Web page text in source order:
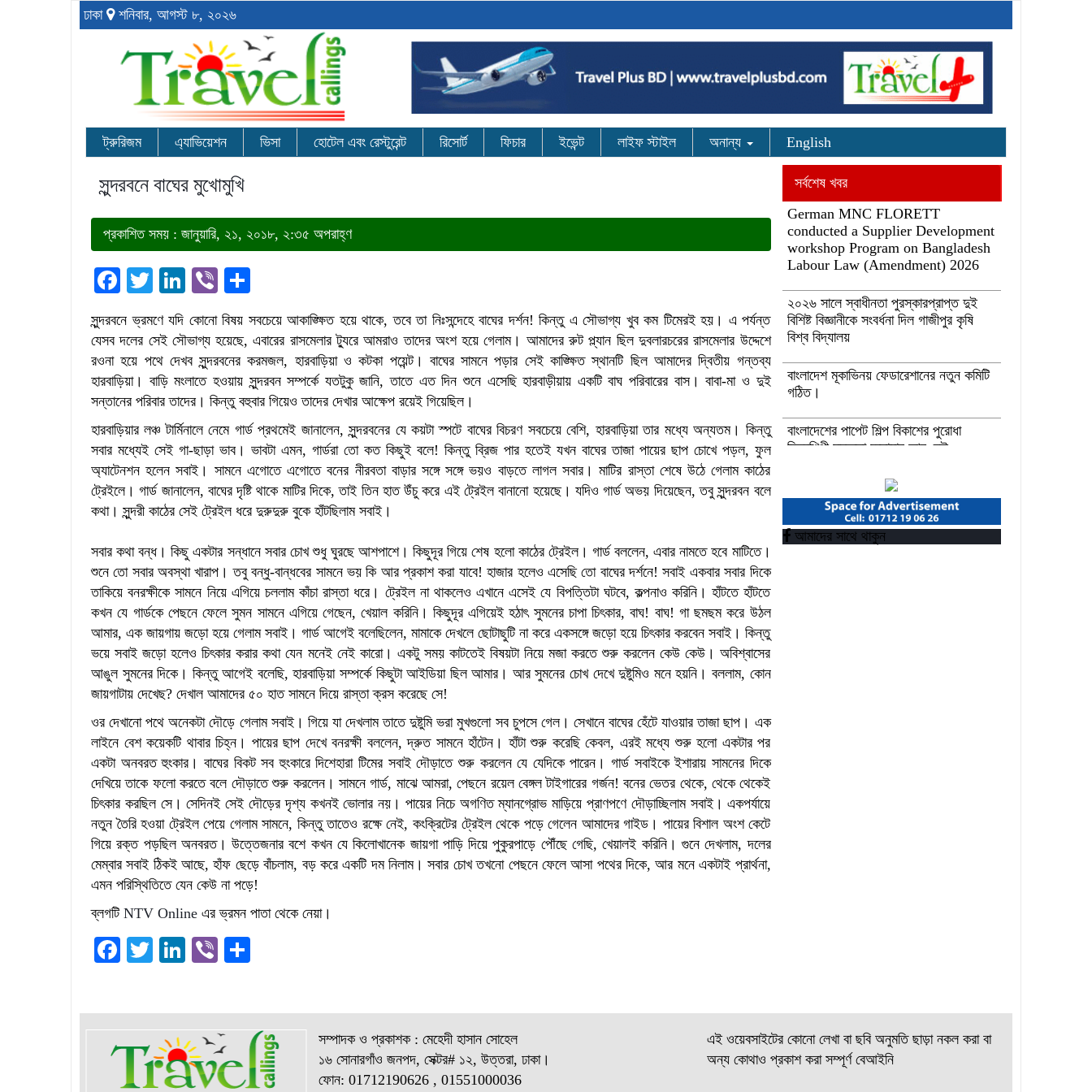
ঢাকা শনিবার, আগস্ট ৮, ২০২৬
ট্রুরিজম এ্যাভিয়েশন ভিসা হোটেল এবং রেস্টুরেন্ট রিসোর্ট ফিচার ইভেন্ট লাইফ স্টাইল অনান্য English
সুন্দরবনে বাঘের মুখোমুখি
প্রকাশিত সময় : জানুয়ারি, ২১, ২০১৮, ২:৩৫ অপরাহ্ণ
Facebook
TwitterLinkedIn
Viber
সুন্দরবনে ভ্রমণে যদি কোনো বিষয় সবচেয়ে আকাঙ্ক্ষিত হয়ে থাকে, তবে তা নিঃসন্দেহে বাঘের দর্শন! কিন্তু এ সৌভাগ্য খুব কম টিমেরই হয়। এ পর্যন্ত
যেসব দলের সেই সৌভাগ্য হয়েছে, এবারের রাসমেলার ট্যুরে আমরাও তাদের অংশ হয়ে গেলাম। আমাদের রুট প্ল্যান ছিল দুবলারচরের রাসমেলার উদ্দেশে
রওনা হয়ে পথে দেখব সুন্দরবনের করমজল, হারবাড়িয়া ও কটকা পয়েন্ট। বাঘের সামনে পড়ার সেই কাঙ্ক্ষিত স্থানটি ছিল আমাদের দ্বিতীয় গন্তব্য
হারবাড়িয়া। বাড়ি মংলাতে হওয়ায় সুন্দরবন সম্পর্কে যতটুকু জানি, তাতে এত দিন শুনে এসেছি হারবাড়ীয়ায় একটি বাঘ পরিবারের বাস। বাবা-মা ও দুই
সন্তানের পরিবার তাদের। কিন্তু বহুবার গিয়েও তাদের দেখার আক্ষেপ রয়েই গিয়েছিল।
হারবাড়িয়ার লঞ্চ টার্মিনালে নেমে গার্ড প্রথমেই জানালেন, সুন্দরবনের যে কয়টা স্পটে বাঘের বিচরণ সবচেয়ে বেশি, হারবাড়িয়া তার মধ্যে অন্যতম। কিন্তু
সবার মধ্যেই সেই গা-ছাড়া ভাব। ভাবটা এমন, গার্ডরা তো কত কিছুই বলে! কিন্তু ব্রিজ পার হতেই যখন বাঘের তাজা পায়ের ছাপ চোখে পড়ল, ফুল
অ্যাটেনশন হলেন সবাই। সামনে এগোতে এগোতে বনের নীরবতা বাড়ার সঙ্গে সঙ্গে ভয়ও বাড়তে লাগল সবার। মাটির রাস্তা শেষে উঠে গেলাম কাঠের
ট্রেইলে। গার্ড জানালেন, বাঘের দৃষ্টি থাকে মাটির দিকে, তাই তিন হাত উঁচু করে এই ট্রেইল বানানো হয়েছে। যদিও গার্ড অভয় দিয়েছেন, তবু সুন্দরবন বলে
কথা। সুন্দরী কাঠের সেই ট্রেইল ধরে দুরুদুরু বুকে হাঁটছিলাম সবাই।
সবার কথা বন্ধ। কিছু একটার সন্ধানে সবার চোখ শুধু ঘুরছে আশপাশে। কিছুদূর গিয়ে শেষ হলো কাঠের ট্রেইল। গার্ড বললেন, এবার নামতে হবে মাটিতে।
শুনে তো সবার অবস্থা খারাপ। তবু বন্ধু-বান্ধবের সামনে ভয় কি আর প্রকাশ করা যাবে! হাজার হলেও এসেছি তো বাঘের দর্শনে! সবাই একবার সবার দিকে
তাকিয়ে বনরক্ষীকে সামনে নিয়ে এগিয়ে চললাম কাঁচা রাস্তা ধরে। ট্রেইল না থাকলেও এখানে এসেই যে বিপত্তিটা ঘটবে, কল্পনাও করিনি। হাঁটতে হাঁটতে
কখন যে গার্ডকে পেছনে ফেলে সুমন সামনে এগিয়ে গেছেন, খেয়াল করিনি। কিছুদূর এগিয়েই হঠাৎ সুমনের চাপা চিৎকার, বাঘ! বাঘ! গা ছমছম করে উঠল
আমার, এক জায়গায় জড়ো হয়ে গেলাম সবাই। গার্ড আগেই বলেছিলেন, মামাকে দেখলে ছোটাছুটি না করে একসঙ্গে জড়ো হয়ে চিৎকার করবেন সবাই। কিন্তু
ভয়ে সবাই জড়ো হলেও চিৎকার করার কথা যেন মনেই নেই কারো। একটু সময় কাটতেই বিষয়টা নিয়ে মজা করতে শুরু করলেন কেউ কেউ। অবিশ্বাসের
আঙুল সুমনের দিকে। কিন্তু আগেই বলেছি, হারবাড়িয়া সম্পর্কে কিছুটা আইডিয়া ছিল আমার। আর সুমনের চোখ দেখে দুষ্টুমিও মনে হয়নি। বললাম, কোন
জায়গাটায় দেখেছ? দেখাল আমাদের ৫০ হাত সামনে দিয়ে রাস্তা ক্রস করেছে সে!
ওর দেখানো পথে অনেকটা দৌড়ে গেলাম সবাই। গিয়ে যা দেখলাম তাতে দুষ্টুমি ভরা মুখগুলো সব চুপসে গেল। সেখানে বাঘের হেঁটে যাওয়ার তাজা ছাপ। এক
লাইনে বেশ কয়েকটি থাবার চিহ্ন। পায়ের ছাপ দেখে বনরক্ষী বললেন, দ্রুত সামনে হাঁটেন। হাঁটা শুরু করেছি কেবল, এরই মধ্যে শুরু হলো একটার পর
একটা অনবরত হুংকার। বাঘের বিকট সব হুংকারে দিশেহারা টিমের সবাই দৌড়াতে শুরু করলেন যে যেদিকে পারেন। গার্ড সবাইকে ইশারায় সামনের দিকে
দেখিয়ে তাকে ফলো করতে বলে দৌড়াতে শুরু করলেন। সামনে গার্ড, মাঝে আমরা, পেছনে রয়েল বেঙ্গল টাইগারের গর্জন! বনের ভেতর থেকে, থেকে থেকেই
চিৎকার করছিল সে। সেদিনই সেই দৌড়ের দৃশ্য কখনই ভোলার নয়। পায়ের নিচে অগণিত ম্যানগ্রোভ মাড়িয়ে প্রাণপণে দৌড়াচ্ছিলাম সবাই। একপর্যায়ে
নতুন তৈরি হওয়া ট্রেইল পেয়ে গেলাম সামনে, কিন্তু তাতেও রক্ষে নেই, কংক্রিটের ট্রেইল থেকে পড়ে গেলেন আমাদের গাইড। পায়ের বিশাল অংশ কেটে
গিয়ে রক্ত পড়ছিল অনবরত। উত্তেজনার বশে কখন যে কিলোখানেক জায়গা পাড়ি দিয়ে পুকুরপাড়ে পৌঁছে গেছি, খেয়ালই করিনি। গুনে দেখলাম, দলের
মেম্বার সবাই ঠিকই আছে, হাঁফ ছেড়ে বাঁচলাম, বড় করে একটি দম নিলাম। সবার চোখ তখনো পেছনে ফেলে আসা পথের দিকে, আর মনে একটাই প্রার্থনা,
এমন পরিস্থিতিতে যেন কেউ না পড়ে!
ব্লগটি NTV Online এর ভ্রমন পাতা থেকে নেয়া।
Facebook
TwitterLinkedIn
Viber
সর্বশেষ খবর
German MNC FLORETT
conducted a Supplier Development
workshop Program on Bangladesh
Labour Law (Amendment) 2026
২০২৬ সালে স্বাধীনতা পুরস্কারপ্রাপ্ত দুই
বিশিষ্ট বিজ্ঞানীকে সংবর্ধনা দিল গাজীপুর কৃষি
বিশ্ব বিদ্যালয়
বাংলাদেশ মূকাভিনয় ফেডারেশানের নতুন কমিটি
গঠিত।
বাংলাদেশের পাপেট শিল্প বিকাশের পুরোধা
চিত্রশিল্পী মুস্তফা মনোয়ার আর নেই
উপকূলীয় সমুদ্র রক্ষায় আগামী প্রজন্মকে
সুসংগঠিত করার লক্ষ্যে ডিজিটাল ‘ইউথ ফর
ওশান’ প্ল্যাটফর্ম’-এর সুচনা
আমাদের সাথে থাকুন
সম্পাদক ও প্রকাশক : মেহেদী হাসান সোহেল
১৬ সোনারগাঁও জনপদ, সেক্টর# ১২, উত্তরা, ঢাকা।
ফোন: 01712190626 , 01551000036
এই ওয়েবসাইটের কোনো লেখা বা ছবি অনুমতি ছাড়া নকল করা বা
অন্য কোথাও প্রকাশ করা সম্পূর্ণ বেআইনি